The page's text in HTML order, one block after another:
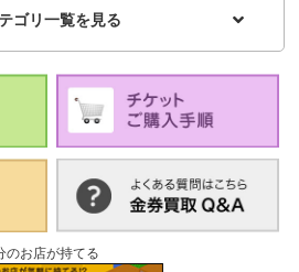
ゴリ一覧を見る
のお店が持てる